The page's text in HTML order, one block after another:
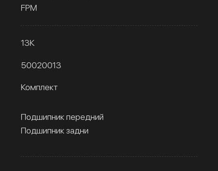
FPM
13К
50020013
Комплект
Подшипник передний
Подшипник задни